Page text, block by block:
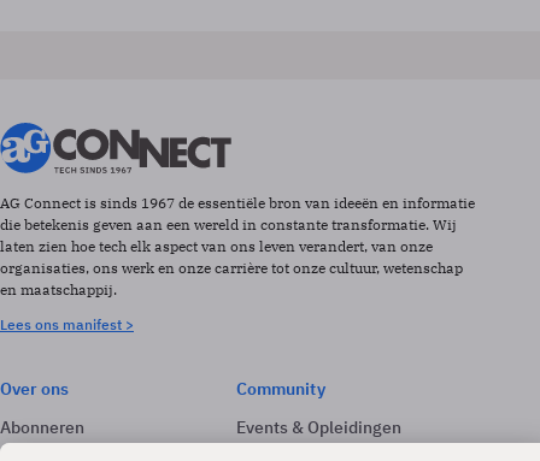
AG Connect is sinds 1967 de essentiële bron van ideeën en informatie
die betekenis geven aan een wereld in constante transformatie. Wij
laten zien hoe tech elk aspect van ons leven verandert, van onze
organisaties, ons werk en onze carrière tot onze cultuur, wetenschap
en maatschappij.
Lees ons manifest >
Over ons
Abonneren
Adverteren
Community
Events & Opleidingen